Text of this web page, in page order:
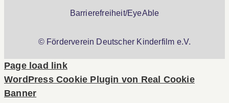
Barrierefreiheit/EyeAble
© Förderverein Deutscher Kinderfilm e.V.
Page load link
WordPress Cookie Plugin von Real Cookie
Banner